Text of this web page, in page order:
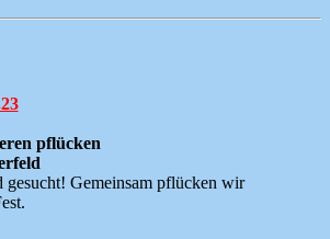
pflücken
gesucht! Gemeinsam pflücken wir